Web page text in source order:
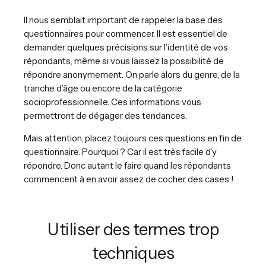
Il nous semblait important de rappeler la base des
questionnaires pour commencer. Il est essentiel de
demander quelques précisions sur l’identité de vos
répondants, même si vous laissez la possibilité de
répondre anonymement. On parle alors du genre, de la
tranche d’âge ou encore de la catégorie
socioprofessionnelle. Ces informations vous
permettront de dégager des tendances.
Mais attention, placez toujours ces questions en fin de
questionnaire. Pourquoi ? Car il est très facile d’y
répondre. Donc autant le faire quand les répondants
commencent à en avoir assez de cocher des cases !
Utiliser des termes trop
techniques